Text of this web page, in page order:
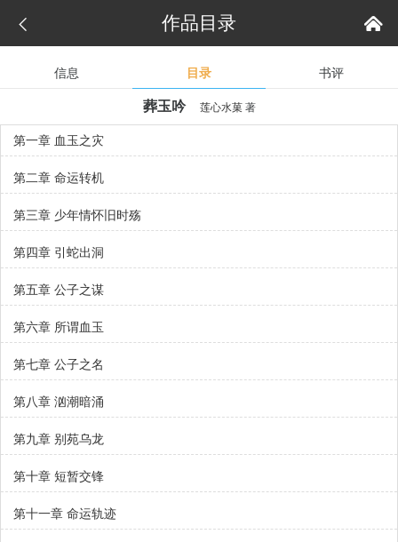
 
作品目录
信息 目录 书评
葬玉吟 莲心水菓著
第一章 血玉之灾
第二章 命运转机
第三章 少年情怀旧时殇
第四章 引蛇出洞
第五章 公子之谋
第六章 所谓血玉
第七章 公子之名
第八章 汹潮暗涌
第九章 别苑乌龙
第十章 短暂交锋
第十一章 命运轨迹